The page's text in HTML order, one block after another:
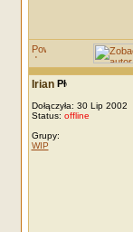
Irian
Dołączyła: 30 Lip 2002
Status: offline
Grupy:
WIP